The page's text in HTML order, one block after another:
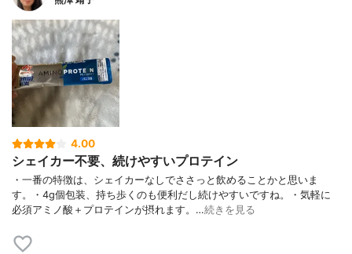
4.00
シェイカー不要、続けやすいプロテイン
・一番の特徴は、シェイカーなしでささっと飲めることかと思いま
す。・4g個包装、持ち歩くのも便利だし続けやすいですね。・気軽に
必須アミノ酸＋プロテインが摂れます。…続きを見る